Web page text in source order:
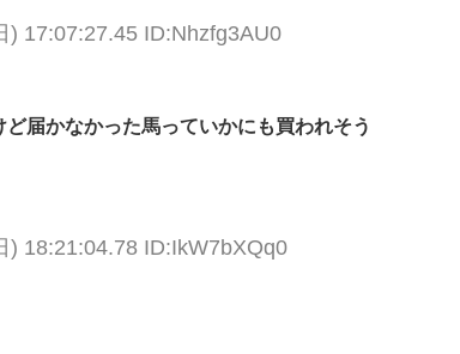
) 17:07:27.45 ID:Nhzfg3AU0
届かなかった馬っていかにも買われそう
) 18:21:04.78 ID:IkW7bXQq0